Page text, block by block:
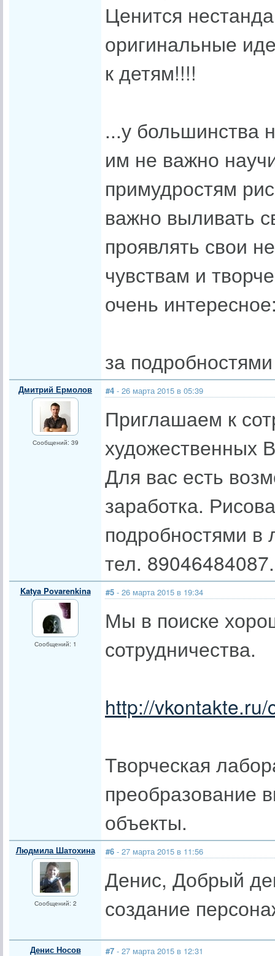
Ценится
оригинальные
к детям!!!!
...у большинства
им не важно
примудростям
важно выливать
проявлять свои
чувствам и
очень
за
Дмитрий Ермолов
Сообщений: 39
#4 - 26 марта 2015 в 05:39
Приглашаем к
художественных
Для вас есть
заработка.
подробностями
тел. 89046484087.
Katya Povarenkina
Сообщений: 1
#5 - 26 марта 2015 в 19:34
Мы в поиске
сотрудничества.
http://
Творческая
преобразование
объекты.
Людмила Шатохина
Сообщений: 2
#6 - 27 марта 2015 в 11:56
Денис, Добрый
создание
Денис Носов #7 - 27 марта 2015 в 12:31